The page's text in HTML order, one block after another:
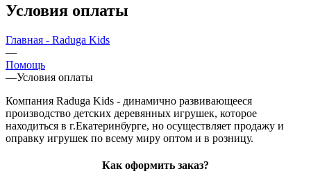
Условия оплаты
Главная - Raduga Kids
—
Помощь
—Условия оплаты
Компания Raduga Kids - динамично развивающееся
производство детских деревянных игрушек, которое
находиться в г.Екатеринбурге, но осуществляет продажу и
оправку игрушек по всему миру оптом и в розницу.
Как оформить заказ?